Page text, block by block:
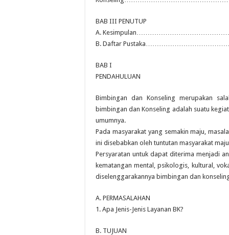
BAB III PENUTUP
A.
B. Daftar
BAB I
PENDAHULUAN
Bimbingan dan Konseling merupakan
bimbingan dan Konseling adalah suatu
umumnya.
Pada masyarakat yang semakin maju,
ini disebabkan oleh tuntutan masyarakat
Persyaratan untuk dapat diterima menjadi
kematangan mental, psikologis, kultural,
diselenggarakannya bimbingan dan
A. PERMASALAHAN
1. Apa Jenis-Jenis Layanan BK?
B. TUJUAN